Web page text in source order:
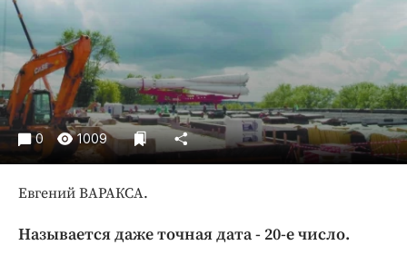
Культура
Недвижимость и ЖКХ
Образование
Общество
Погода
Праздники
Спорт
Экономика и бизнес
0 1009
Евгений ВАРАКСА.
Называется даже точная дата - 20-е число.